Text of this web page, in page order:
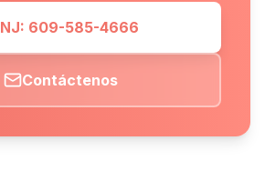
NJ: 609-585-4666
Contáctenos